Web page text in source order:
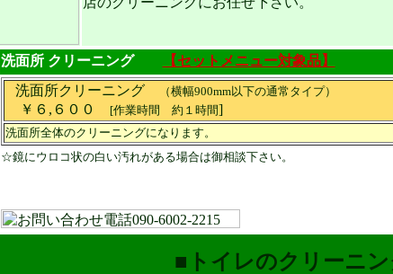
洗面所 クリーニング
【セットメニュー対象品】
洗面所クリーニング
（横幅900mm以下の通常タイプ）
￥６,６００ [作業時間 約１時間]
洗面所全体のクリーニングになります。
☆鏡にウロコ状の白い汚れがある場合は御相談下さい。
■トイレのクリーニ